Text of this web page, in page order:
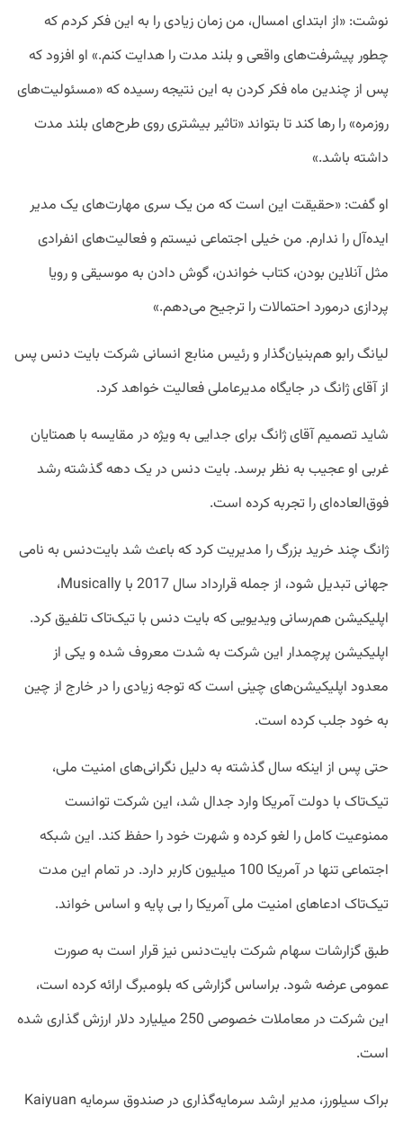
نوشت: «از ابتدای امسال، من زمان زیادی را به این فکر کردم که
چطور پیشرفت‌‌های واقعی و بلند مدت را هدایت کنم.» او افزود که
پس از چندین ماه فکر کردن به این نتیجه رسیده که «مسئولیت‌های
روزمره» را رها کند تا بتواند «تاثیر بیشتری روی طرح‌های بلند مدت
داشته باشد.»
او گفت: «حقیقت این است که من یک سری مهارت‌های یک مدیر
ایده‌آل را ندارم. من خیلی اجتماعی نیستم و فعالیت‌های انفرادی
مثل آنلاین بودن، کتاب خواندن، گوش دادن به موسیقی و رویا
پردازی درمورد احتمالات را ترجیح می‌دهم.»
لیانگ رابو هم‌بنیان‌گذار و رئیس منابع انسانی شرکت بایت دنس پس
از آقای ژانگ در جایگاه مدیرعاملی فعالیت خواهد کرد.
شاید تصمیم آقای ژانگ برای جدایی به ویژه در مقایسه با همتایان
غربی او عجیب به نظر برسد. بایت دنس در یک دهه گذشته رشد
فوق‌العاده‌ای را تجربه کرده است.
ژانگ چند خرید بزرگ را مدیریت کرد که باعث شد بایت‌دنس به نامی
جهانی تبدیل شود، از جمله قرارداد سال 2017 با Musically،
اپلیکیشن هم‌رسانی ویدیویی که بایت دنس با تیک‌تاک تلفیق کرد.
اپلیکیشن پرچمدار این شرکت به شدت معروف شده و یکی از
معدود اپلیکیشن‌های چینی است که توجه زیادی را در خارج از چین
به خود جلب کرده است.
حتی پس از اینکه سال گذشته به دلیل نگرانی‌های امنیت ملی،
تیک‌تاک با دولت آمریکا وارد جدال شد، این شرکت توانست
ممنوعیت کامل را لغو کرده و شهرت خود را حفظ کند. این شبکه
اجتماعی تنها در آمریکا 100 میلیون کاربر دارد. در تمام این مدت
تیک‌تاک ادعاهای امنیت ملی آمریکا را بی پایه و اساس خواند.
طبق گزارشات سهام شرکت بایت‌دنس نیز قرار است به صورت
عمومی عرضه شود. براساس گزارشی که بلومبرگ ارائه کرده است،
این شرکت در معاملات خصوصی 250 میلیارد دلار ارزش گذاری شده
است.
براک سیلورز، مدیر ارشد سرمایه‌گذاری در صندوق سرمایه Kaiyuan